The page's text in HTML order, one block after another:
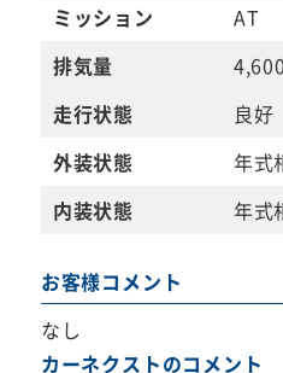
ミッション
AT
排気量
走行状態
良好
外装状態
年式
内装状態
年式
お客様コメント
なし
カーネクストのコメント